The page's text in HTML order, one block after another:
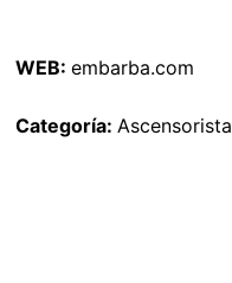
WEB: embarba.com
Categoría: Ascensorista